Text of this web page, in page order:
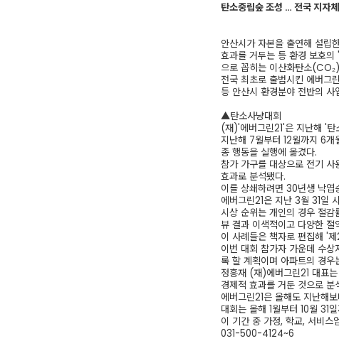
탄소중립숲 조성 … 전국 지자
안산시가 자본을 출연해 설립
효과를 거두는 등 환경 보호
으로 꼽히는 이산화탄소
전국 최초로 출범시킨 에버그
등 안산시 환경분야 전반의
▲탄소사냥대회
(재)'에버그린21'은 지난해 '
지난해 7월부터 12월까지 6
종 행동을 실행에 옮겼다.
참가 가구를 대상으로 전기
효과로 분석됐다.
이를 상쇄하려면 30년생 낙
에버그린21은 지난 3월 31일
시상 순위는 개인의 경우 절
뷰 결과 이색적이고 다양한 절
이 사례들은 책자로 편집해 '
이번 대회 참가자 가운데 수
록 할 계획이며 아파트의 경
정흥재 (재)에버그린21 대표
경제적 효과를 거둔 것으로 분
에버그린21은 올해도 지난해
대회는 올해 1월부터 10월 31
이 기간 중 가정, 학교, 서비스
031-500-4124~6